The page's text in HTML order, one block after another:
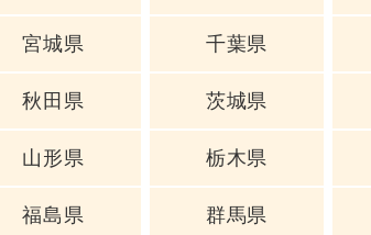
宮城県
秋田県
山形県
福島県
千葉県
茨城県
栃木県
群馬県